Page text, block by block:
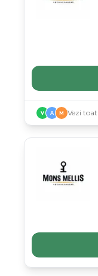
V A M Vezi